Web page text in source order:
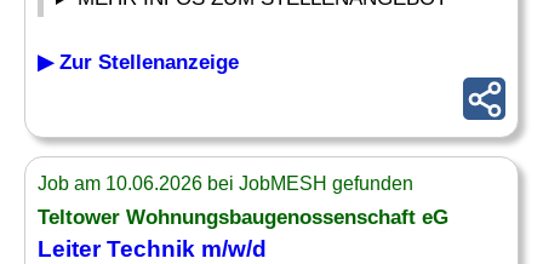
▶ Zur Stellenanzeige
Job am 10.06.2026 bei JobMESH gefunden
Teltower Wohnungsbaugenossenschaft eG
Leiter Technik m/w/d